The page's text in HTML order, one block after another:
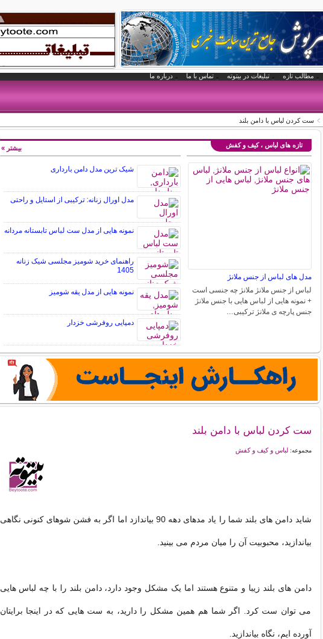
مطالب تازه تبلیغات در بیتوته تماس با ما درباره ما
ست کردن لباس با دامن بلند
تازه های لباس ، کیف و کفش
مدل های لباس از جنس ملانژ
لباس از جنس ملانژ ملانژ چه جنسی است
+ نمونه هایی از لباس هایی با جنس ملانژ
جنس پارچه ی ملانژ ترکیبی…
شیک ترین مدل دامن بارداری
مدل اورال زنانه: ترکیبی از استایل و راحتی
نمونه هایی از مدل ست لباس تابستانه مردانه
راهنمای خرید شومیز مجلسی شیک زنانه
1405
نمونه هایی از مدل یقه شومیز
دمپایی روفرشی خزدار
بیشتر »
ست کردن لباس با دامن بلند
مجموعه: لباس و کیف و کفش
شاید دامن های بلند شما را یاد مدهای دهه 90 بیاندازد اما اگر به فشن شوهای کنونی نگاهی
بیاندازید، محبوبیت آن را میان مردم می بینید.
دامن های بلند زیبا و متنوع هستند اما یک مشکل وجود دارد، دامن بلند را با چه لباس هایی
می توان ست کرد. اگر شما هم همین مشکل را دارید، به ست هایی که در اینجا برایتان
آورده ایم، نگاه بیاندازید.